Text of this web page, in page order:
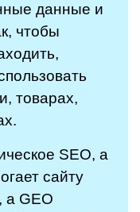
данные и
чтобы
товарах,
SEO, а
сайту
а GEO